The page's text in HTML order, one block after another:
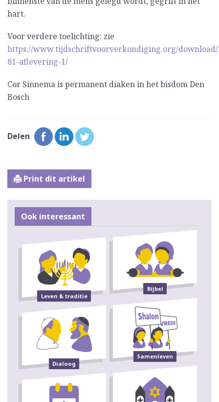
hart.
Voor verdere toelichting: zie
https://www.tijdschriftvoorverkondiging.org/download/
81-aflevering-1/
Cor Sinnema is permanent diaken in het bisdom Den
Bosch
Delen
Print dit artikel
Ook interessant
Leven & traditie
Bijbel
Dialoog
Samenleven